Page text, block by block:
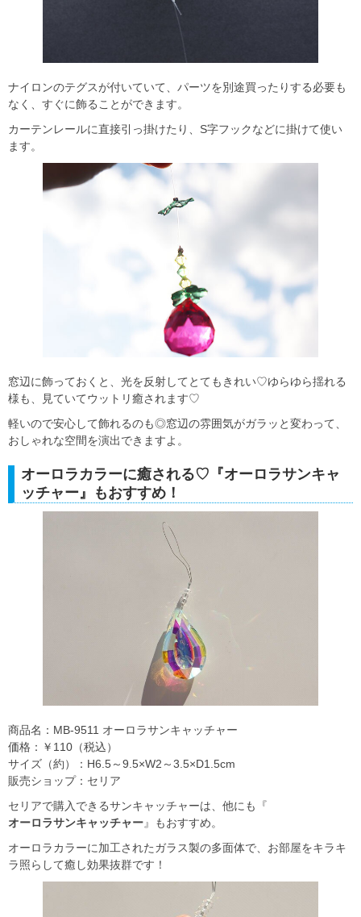
ナイロンのテグスが付いていて、パーツを別途買ったりする必要も
なく、すぐに飾ることができます。
カーテンレールに直接引っ掛けたり、S字フックなどに掛けて使い
ます。
窓辺に飾っておくと、光を反射してとてもきれい♡ゆらゆら揺れる
様も、見ていてウットリ癒されます♡
軽いので安心して飾れるのも◎窓辺の雰囲気がガラッと変わって、
おしゃれな空間を演出できますよ。
オーロラカラーに癒される♡『オーロラサンキャ
ッチャー』もおすすめ！
商品名：MB-9511 オーロラサンキャッチャー
価格：￥110（税込）
サイズ（約）：H6.5～9.5×W2～3.5×D1.5cm
販売ショップ：セリア
セリアで購入できるサンキャッチャーは、他にも『
オーロラサンキャッチャー』もおすすめ。
オーロラカラーに加工されたガラス製の多面体で、お部屋をキラキ
ラ照らして癒し効果抜群です！